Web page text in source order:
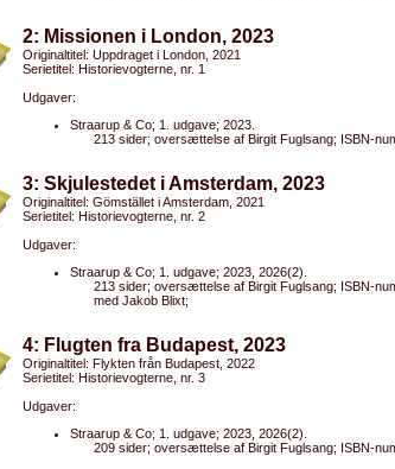
2: Missionen i London, 2023
Originaltitel: Uppdraget i London, 2021
Serietitel: Historievogterne, nr. 1
Udgaver:
Straarup & Co; 1. udgave; 2023.
213 sider; oversættelse af Birgit Fuglsang; ISBN-
3: Skjulestedet i Amsterdam, 2023
Originaltitel: Gömstället i Amsterdam, 2021
Serietitel: Historievogterne, nr. 2
Udgaver:
Straarup & Co; 1. udgave; 2023, 2026(2).
213 sider; oversættelse af Birgit Fuglsang; ISBN-
med Jakob Blixt;
4: Flugten fra Budapest, 2023
Originaltitel: Flykten från Budapest, 2022
Serietitel: Historievogterne, nr. 3
Udgaver:
Straarup & Co; 1. udgave; 2023, 2026(2).
209 sider; oversættelse af Birgit Fuglsang; ISBN-